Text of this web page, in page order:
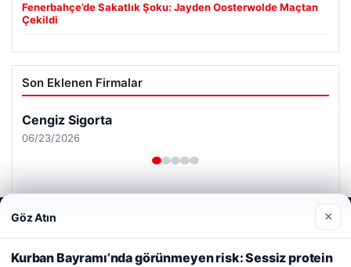
Fenerbahçe’de Sakatlık Şoku: Jayden Oosterwolde Maçtan
Çekildi
Son Eklenen Firmalar
Cengiz Sigorta
06/23/2026
© 2026 Haber Nerde | Güncel Haberler
Web sitemizi nasıl kullandığınızı daha iyi anlayabilmek,
deneyiminizi kişiselleştirmek ve geliştirmek amacıyla çerezler
kullanıyoruz.
Çerez Politikamız
Göz Atın ×
Kurban Bayramı’nda görünmeyen risk: Sessiz protein